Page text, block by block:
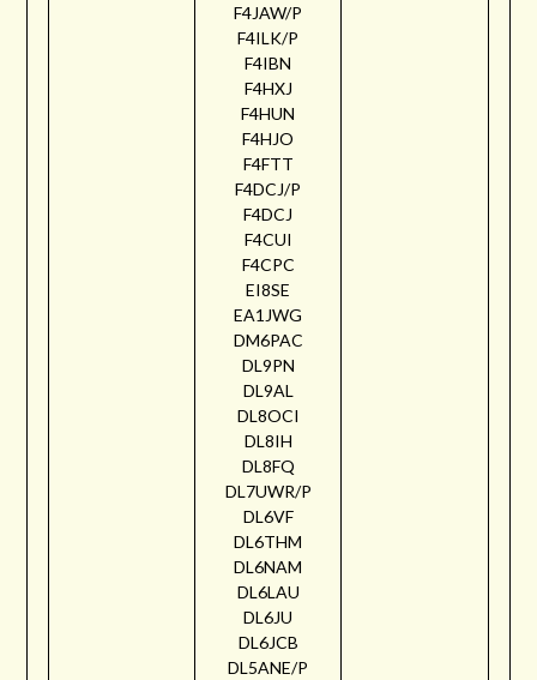
F4JAW/P
F4ILK/P
F4IBN
F4HXJ
F4HUN
F4HJO
F4FTT
F4DCJ/P
F4DCJ
F4CUI
F4CPC
EI8SE
EA1JWG
DM6PAC
DL9PN
DL9AL
DL8OCI
DL8IH
DL8FQ
DL7UWR/P
DL6VF
DL6THM
DL6NAM
DL6LAU
DL6JU
DL6JCB
DL5ANE/P